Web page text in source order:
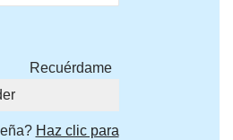
Recuérdame
Haz clic para